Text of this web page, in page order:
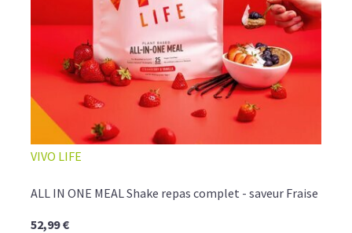
VIVO LIFE
ALL IN ONE MEAL Shake repas complet - saveur Fraise
52,99 €